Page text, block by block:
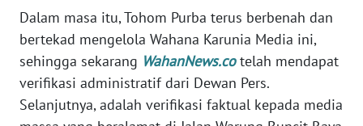
Dalam masa itu, Tohom Purba terus berbenah dan
bertekad mengelola Wahana Karunia Media ini,
sehingga sekarang WahanNews.cotelah mendapat
verifikasi administratif dari Dewan Pers.
Selanjutnya, adalah verifikasi faktual kepada media
WN
PAPUA
WN
PAPUA